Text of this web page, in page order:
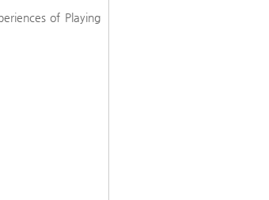
of Playing